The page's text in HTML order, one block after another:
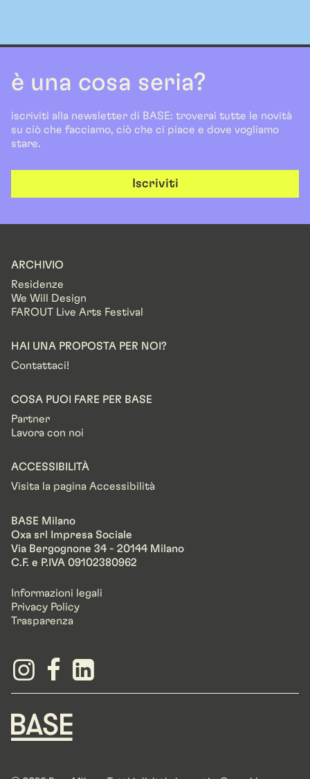
è una cosa seria?
iscriviti alla newsletter di BASE: troverai tutte le novità
su ciò che facciamo, ciò che ci piace e dove vogliamo
stare.
Iscriviti
ARCHIVIO
Residenze
We Will Design
FAROUT Live Arts Festival
HAI UNA PROPOSTA PER NOI?
Contattaci!
COSA PUOI FARE PER BASE
Partner
Lavora con noi
ACCESSIBILITÀ
Visita la pagina Accessibilità
BASE Milano
Oxa srl Impresa Sociale
Via Bergognone 34 - 20144 Milano
C.F. e P.IVA 09102380962
Informazioni legali
Privacy Policy
Trasparenza